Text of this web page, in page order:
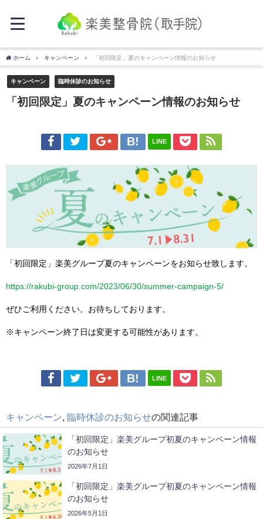
ホーム キャンペーン 「初回限定」夏のキャンペーン情報のお知らせ
キャンペーン 臨時休診のお知らせ
「初回限定」夏のキャンペーン情報のお知らせ
LINE
「初回限定」楽美グループ夏のキャンペーンをお知らせ致します。
https://rakubi-group.com/2023/06/30/summer-campaign-5/
ぜひご利用ください。お待ちしております。
※キャンペーン終了日は変更する可能性があります。
LINE
キャンペーン 臨時休診のお知らせの関連記事
「初回限定」楽美グループ初夏のキャンペーン情報
のお知らせ
2026年7月1日
「初回限定」楽美グループ初夏のキャンペーン情報
のお知らせ
2026年5月1日